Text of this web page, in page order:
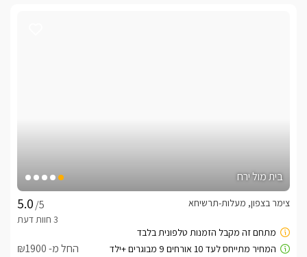
בית מול ירח
/5
צימר בצפון, מעלות-תרשיחא
החל מ- ₪1900